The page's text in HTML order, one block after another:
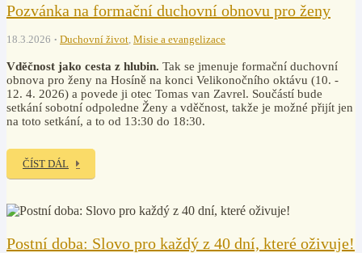
Pozvánka na formační duchovní obnovu pro ženy
18.3.2026 Duchovní život, Misie a evangelizace
Vděčnost jako cesta z hlubin. Tak se jmenuje formační duchovní
obnova pro ženy na Hosíně na konci Velikonočního oktávu (10. -
12. 4. 2026) a povede ji otec Tomas van Zavrel. Součástí bude
setkání sobotní odpoledne Ženy a vděčnost, takže je možné přijít jen
na toto setkání, a to od 13:30 do 18:30.
ČÍST DÁL
Postní doba: Slovo pro každý z 40 dní, které oživuje!